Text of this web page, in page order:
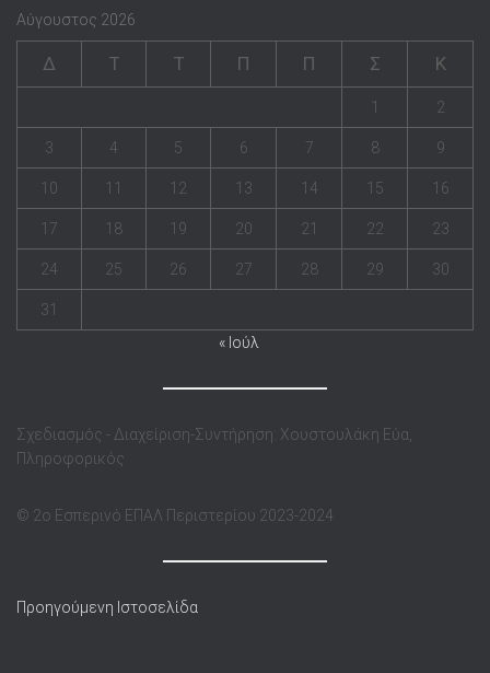
Αύγουστος 2026
Δ Τ Τ Π Π Σ Κ
1 2
3 4 5 6 7 8 9
10 11 12 13 14 15 16
17 18 19 20 21 22 23
24 25 26 27 28 29 30
31
« Ιούλ
Σχεδιασμός - Διαχείριση-Συντήρηση: Χουστουλάκη Εύα,
Πληροφορικός
© 2o Eσπερινό ΕΠΑΛ Περιστερίου 2023-2024
Προηγούμενη Ιστοσελίδα